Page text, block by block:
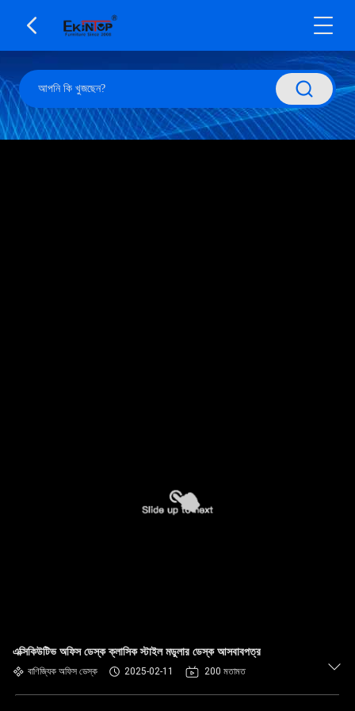
এক্সিকিউটিভ অফিস ডেস্ক ক্লাসিক স্টাইল মডুলার ডেস্ক আসবাবপত্র
বাণিজ্যিক অফিস ডেস্ক 2025-02-11 200 মতামত